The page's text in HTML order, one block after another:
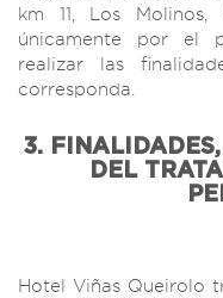
km 11, Los
únicamente por el
realizar las
corresponda.
3.
DEL
Hotel Viñas Queirolo